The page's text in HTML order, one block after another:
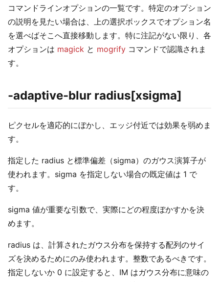
コマンドラインオプションの一覧です。特定のオプション
の説明を見たい場合は、上の選択ボックスでオプション名
を選べばそこへ直接移動します。特に注記がない限り、各
オプションは magick と mogrify コマンドで認識されま
す。
-adaptive-blur radius[xsigma]
ピクセルを適応的にぼかし、エッジ付近では効果を弱めま
す。
指定した radius と標準偏差（sigma）のガウス演算子が
使われます。sigma を指定しない場合の既定値は 1 で
す。
sigma 値が重要な引数で、実際にどの程度ぼかすかを決
めます。
radius は、計算されたガウス分布を保持する配列のサイ
ズを決めるためにのみ使われます。整数であるべきです。
指定しないか 0 に設定すると、IM はガウス分布に意味の